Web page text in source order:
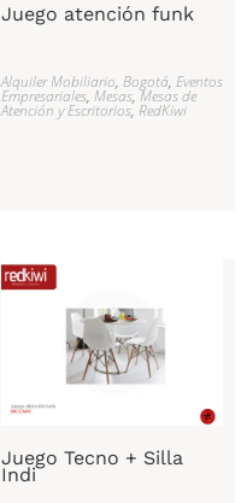
Juego atención funk
Alquiler Mobiliario, Bogotá, Eventos
Empresariales, Mesas,Mesas de
Atención y Escritorios, RedKiwi
Juego Tecno + Silla
Indi